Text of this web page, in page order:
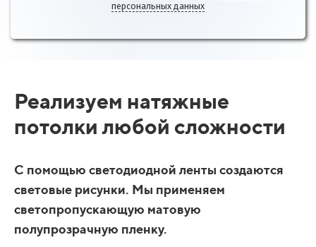
персональных данных
Реализуем натяжные
потолки любой сложности
С помощью светодиодной ленты создаются
световые рисунки. Мы применяем
светопропускающую матовую
полупрозрачную пленку.